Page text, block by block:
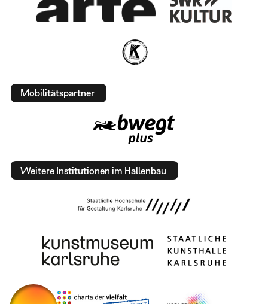
Mobilitätspartner
Weitere Institutionen im Hallenbau